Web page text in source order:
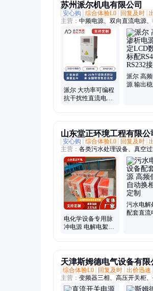
苏州派尔机电有限公司
安心购
综合体验L0 回复及时
主营： 中频电源、双向直流电源
能源测试电源、大功率交流电源
派尔 大功率可编程
抗干扰性直流电源
派尔 高
源 输出
山东堂正环境工程有限公
安心购
综合体验L0 回复及时
主营： 各类污水处理设备、真空
源、一体化污水处理设备、电絮
置等、过滤器、脱水设备、全自
电化学设备专用脉
冲电源 电解电絮凝
污水电解
配套直流
天津斯姆德电气设备有限
综合体验L0
回复及时 出价迅速
主营： 变频器三相、高压开关柜
源、高压电源、变频电源、变频